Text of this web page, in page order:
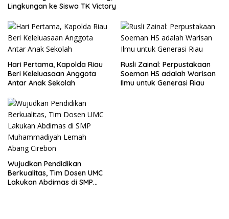
Lingkungan ke Siswa TK Victory
Hari Pertama, Kapolda Riau
Beri Keleluasaan Anggota
Antar Anak Sekolah
Rusli Zainal: Perpustakaan
Soeman HS adalah Warisan
Ilmu untuk Generasi Riau
Wujudkan Pendidikan
Berkualitas, Tim Dosen UMC
Lakukan Abdimas di SMP